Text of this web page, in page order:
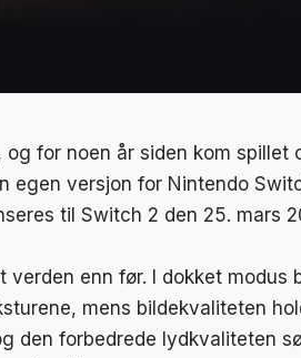
for noen år siden kom spillet
egen versjon for Nintendo
til Switch 2 den 25. mars
enn før. I dokket modus
mens bildekvaliteten
den forbedrede lydkvaliteten